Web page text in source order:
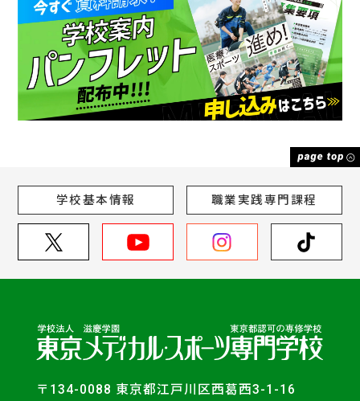
学校基本情報 職業実践専門課程
〒134-0088 東京都江戸川区西葛西3-1-16